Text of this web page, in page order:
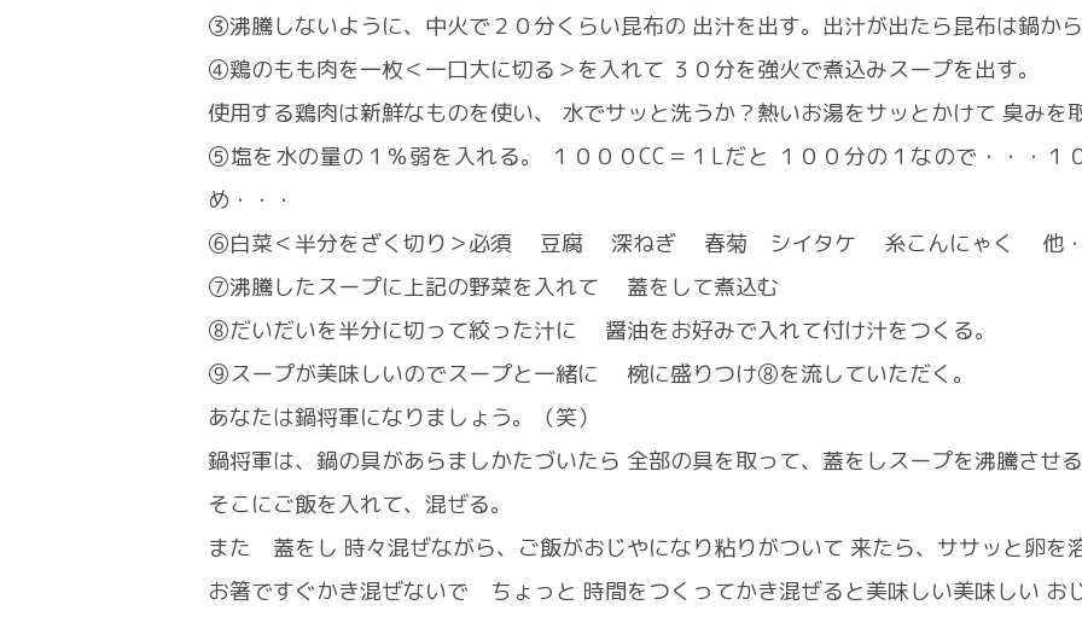
③沸騰しないように、中火で２０分くらい昆布の 出汁を出す。出汁が出たら昆布は鍋から
④鶏のもも肉を一枚＜一口大に切る＞を入れて ３０分を強火で煮込みスープを出す。
使用する鶏肉は新鮮なものを使い、 水でサッと洗うか？熱いお湯をサッとかけて 臭みを
⑤塩を水の量の１％弱を入れる。 １０００CC＝１Lだと １００分の１なので・・・１
め・・・
⑥白菜＜半分をざく切り＞必須 豆腐 深ねぎ 春菊 シイタケ 糸こんにゃく 他・
⑦沸騰したスープに上記の野菜を入れて 蓋をして煮込む
⑧だいだいを半分に切って絞った汁に 醤油をお好みで入れて付け汁をつくる。
⑨スープが美味しいのでスープと一緒に 椀に盛りつけ⑧を流していただく。
あなたは鍋将軍になりましょう。（笑）
鍋将軍は、鍋の具があらましかたづいたら 全部の具を取って、蓋をしスープを沸騰させる
そこにご飯を入れて、混ぜる。
また 蓋をし 時々混ぜながら、ご飯がおじやになり粘りがついて 来たら、ササッと卵を
お箸ですぐかき混ぜないで ちょっと 時間をつくってかき混ぜると美味しい美味しい お